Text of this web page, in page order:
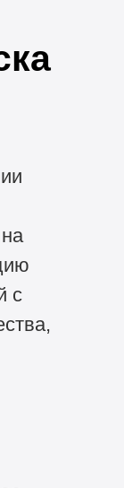
с